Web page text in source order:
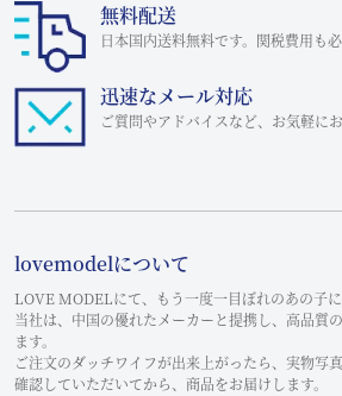
無料配送
日本国内送料無料です。関税費用も
迅速なメール対応
ご質問やアドバイスなど、お気軽に
lovemodelについて
LOVE MODELにて、もう一度一目ぼれのあの子に
当社は、中国の優れたメーカーと提携し、高品質の
ます。
ご注文のダッチワイフが出来上がったら、実物写
確認していただいてから、商品をお届けします。